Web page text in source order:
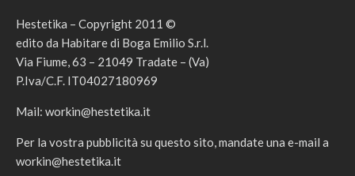
Hestetika – Copyright 2011 ©
edito da Habitare di Boga Emilio S.r.l.
Via Fiume, 63 – 21049 Tradate – (Va)
P.Iva/C.F. IT04027180969
Mail: workin@hestetika.it
Per la vostra pubblicità su questo sito, mandate una e-mail a
workin@hestetika.it